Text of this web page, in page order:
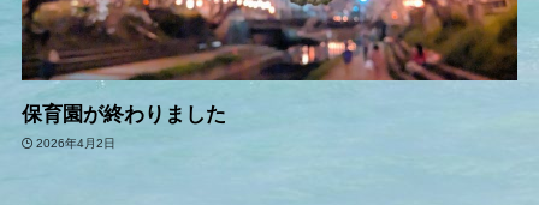
保育園が終わりました
2026年4月2日